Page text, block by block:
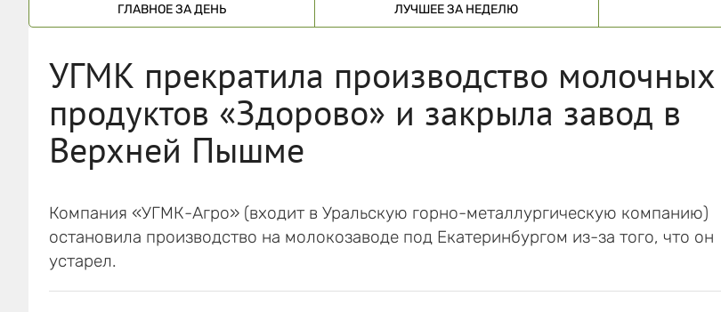
ГЛАВНОЕ ЗА ДЕНЬ ЛУЧШЕЕ ЗА НЕДЕЛЮ
УГМК прекратила производство молочных
продуктов «Здорово» и закрыла завод в
Верхней Пышме
Компания «УГМК-Агро» (входит в Уральскую горно-металлургическую компанию)
остановила производство на молокозаводе под Екатеринбургом из-за того, что он
устарел.